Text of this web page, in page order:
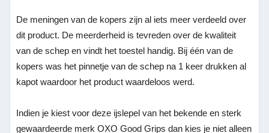
De meningen van de kopers zijn al iets meer verdeeld over
dit product. De meerderheid is tevreden over de kwaliteit
van de schep en vindt het toestel handig. Bij één van de
kopers was het pinnetje van de schep na 1 keer drukken al
kapot waardoor het product waardeloos werd.
Indien je kiest voor deze ijslepel van het bekende en sterk
gewaardeerde merk OXO Good Grips dan kies je niet alleen